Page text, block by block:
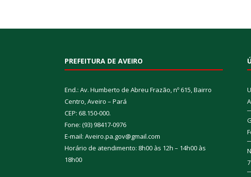
PREFEITURA DE AVEIRO
End.: Av. Humberto de Abreu Frazão, nº 615, Bairro
Centro, Aveiro – Pará
CEP: 68.150-000.
Fone: (93) 98417-0976
E-mail: Aveiro.pa.gov@gmail.com
Horário de atendimento: 8h00 às 12h – 14h00 às
18h00